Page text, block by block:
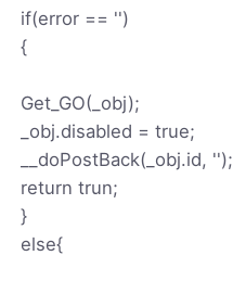
if(error == '')
{
Get_GO(_obj);
_obj.disabled = true;
__doPostBack(_obj.id, '');
return trun;
}
else{